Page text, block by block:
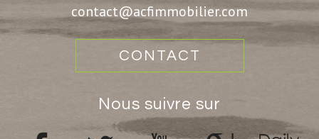
contact@acfimmobilier.com
CONTACT
nous suivre sur